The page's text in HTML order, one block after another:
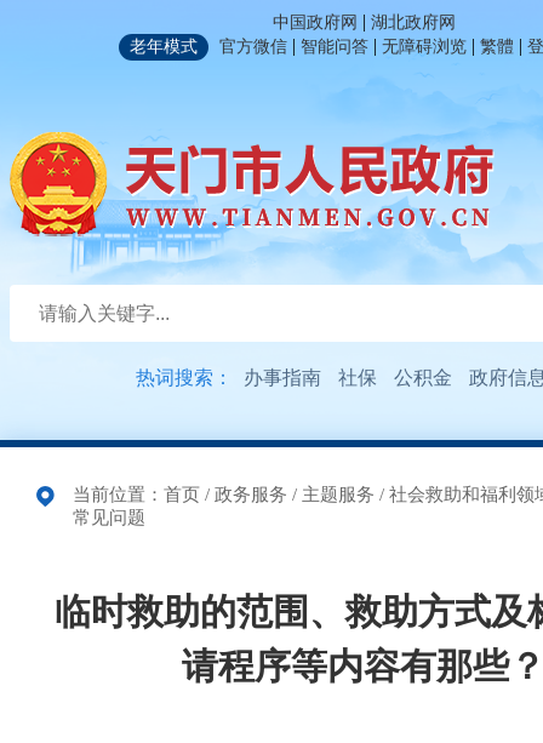
中国政府网 | 湖北政府网
老年模式
官方微信 | 智能问答 | 无障碍浏览 | 繁體 |
热词搜索： 办事指南 社保 公积金 政府信
当前位置： 首页 / 政务服务 / 主题服务 / 社会救助和福利领
常见问题
临时救助的范围、救助方式及
请程序等内容有那些